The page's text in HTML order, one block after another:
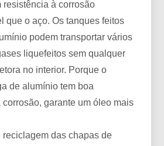
resistência à corrosão
que o aço. Os tanques feitos
podem transportar vários
liquefeitos sem qualquer
no interior. Porque o
de alumínio tem boa
corrosão, garante um óleo mais
reciclagem das chapas de